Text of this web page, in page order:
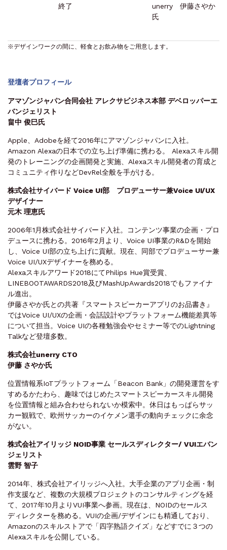
終了
unerry 伊藤さやか
氏
※デザインワークの間に、軽食とお飲み物をご用意します。
登壇者プロフィール
アマゾンジャパン合同会社 アレクサビジネス本部 デベロッパーエ
バンジェリスト
畠中 俊巳氏
Apple、Adobeを経て2016年にアマゾンジャパンに入社。
Amazon Alexaの日本での立ち上げ準備に携わる。 Alexaスキル開
発のトレーニングの企画開発と実施、Alexaスキル開発者の育成と
コミュニティ作りなどDevRel全般を手がける。
株式会社サイバード Voice UI部 プロデューサー兼Voice UI/UX
デザイナー
元木 理恵氏
2006年1月株式会社サイバード入社。コンテンツ事業の企画・プロ
デュースに携わる。2016年2月より、Voice UI事業のR&Dを開始
し、Voice UI部の立ち上げに貢献。現在、同部でプロデューサー兼
Voice UI/UXデザイナーを務める。
Alexaスキルアワード2018にてPhilips Hue賞受賞、
LINEBOOTAWARDS2018及びMashUpAwards2018でもファイナ
ル進出。
伊藤さやか氏との共著『スマートスピーカーアプリのお品書き』
ではVoice UI/UXの企画・会話設計やプラットフォーム機能差異等
について担当。Voice UIの各種勉強会やセミナー等でのLightning
Talkなど登壇多数。
株式会社unerry CTO
伊藤 さやか氏
位置情報系IoTプラットフォーム「Beacon Bank」の開発運営をす
すめるかたわら、趣味ではじめたスマートスピーカースキル開発
を位置情報と組み合わせられないか模索中。休日はもっぱらサッ
カー観戦で、欧州サッカーのイケメン選手の動向チェックに余念
がない。
株式会社アイリッジ NOID事業 セールスディレクター/ VUIエバン
ジェリスト
雲野 智子
2014年、株式会社アイリッジへ入社。大手企業のアプリ企画・制
作支援など、複数の大規模プロジェクトのコンサルティングを経
て、2017年10月よりVUI事業へ参画。現在は、NOIDのセールス
ディレクターを務める。VUIの企画/デザインにも精通しており、
Amazonのスキルストアで「四字熟語クイズ」などすでに３つの
Alexaスキルを公開している。